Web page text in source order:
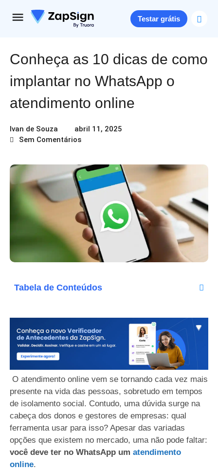
Testar grátis
Conheça as 10 dicas de como
implantar no WhatsApp o
atendimento online
Ivan de Souza
abril 11, 2025
Sem Comentários
Tabela de Conteúdos
O atendimento online vem se tornando cada vez mais
presente na vida das pessoas, sobretudo em tempos
de isolamento social. Contudo, uma dúvida surge na
cabeça dos donos e gestores de empresas: qual
ferramenta usar para isso? Apesar das variadas
opções que existem no mercado, uma não pode faltar:
você deve ter no WhatsApp um atendimento
online.